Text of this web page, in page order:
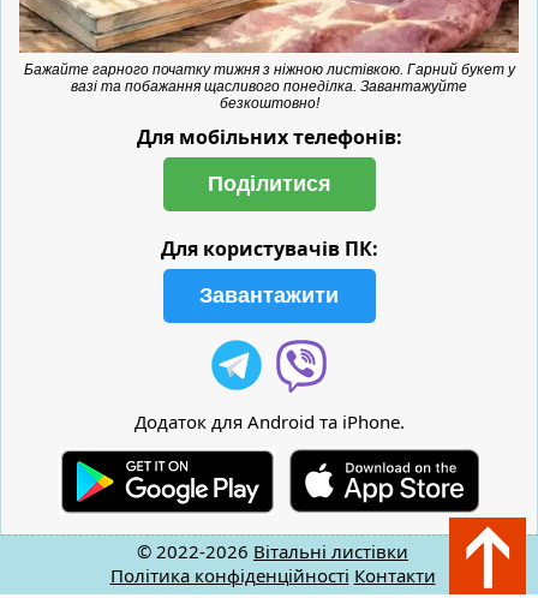
Бажайте гарного початку тижня з ніжною листівкою. Гарний букет у
вазі та побажання щасливого понеділка. Завантажуйте
безкоштовно!
Для мобільних телефонів:
Поділитися
Для користувачів ПК:
Завантажити
Додаток для Android та iPhone.
© 2022-2026 Вітальні листівки
Політика конфіденційності Контакти